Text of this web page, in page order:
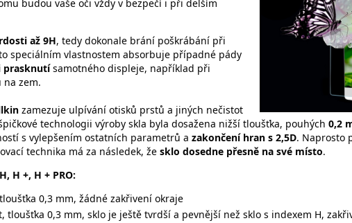
budou vaše oči vždy v bezpečí i při delším
až 9H, tedy dokonale brání poškrábání při
speciálním vlastnostem absorbuje případné pády
prasknutísamotného displeje, například při
zem.
zamezuje ulpívání otisků prstů a jiných nečistot
technologii výroby skla byla dosažena nižší tloušťka, pouhých 0,2
s vylepšením ostatních parametrů a zakončení hran s 2,5D. Naprosto
technika má za následek, že sklo dosedne přesně na své místo.
H +, H + PRO:
0,3 mm, žádné zakřivení okraje
tloušťka 0,3 mm, sklo je ještě tvrdší a pevnější než sklo s indexem H,